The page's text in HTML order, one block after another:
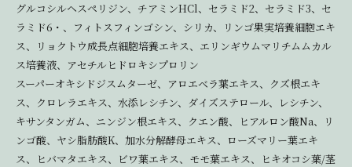
グルコシルヘスペリジン、チアミンHCl、セラミド2、セラミド3、セ
ラミド6・、フィトスフィンゴシン、シリカ、リンゴ果実培養細胞エキ
ス、リョクトウ成長点細胞培養エキス、エリンギウムマリチムムカル
ス培養液、アセチルヒドロキシプロリン
スーパーオキシドジスムターゼ、アロエベラ葉エキス、クズ根エキ
ス、クロレラエキス、水添レシチン、ダイズステロール、レシチン、
キサンタンガム、ニンジン根エキス、クエン酸、ヒアルロン酸Na、リ
ンゴ酸、ヤシ脂肪酸K、加水分解酵母エキス、ローズマリー葉エキ
ス、ヒバマタエキス、ビワ葉エキス、モモ葉エキス、ヒキオコシ葉/茎